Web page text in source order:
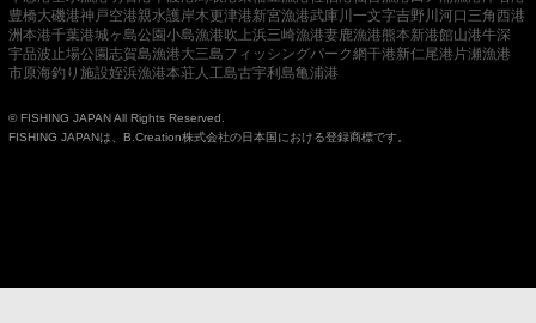
豊橋大磯港神戸空港親水護岸木更津港新宮漁港武庫川一文字吉野川河口 三角西港
洲本港千葉港城ヶ島公園小島漁港吹上浜三崎漁港妻鹿漁港熊本新港館山港牛深
宇品波止場公園志賀島漁港大三島フィッシングパーク網干港新仁尾港 片瀬漁港
市原海釣り施設姪浜漁港本荘人工島古宇利島亀浦港
© FISHING JAPAN All Rights Reserved.
FISHING JAPANは、B.Creation株式会社の日本国における登録商標です。